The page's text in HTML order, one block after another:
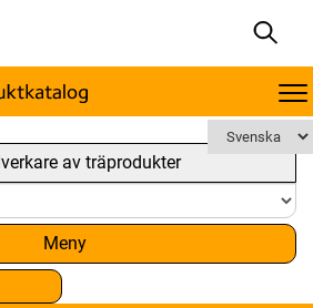
av träprodukter
Meny